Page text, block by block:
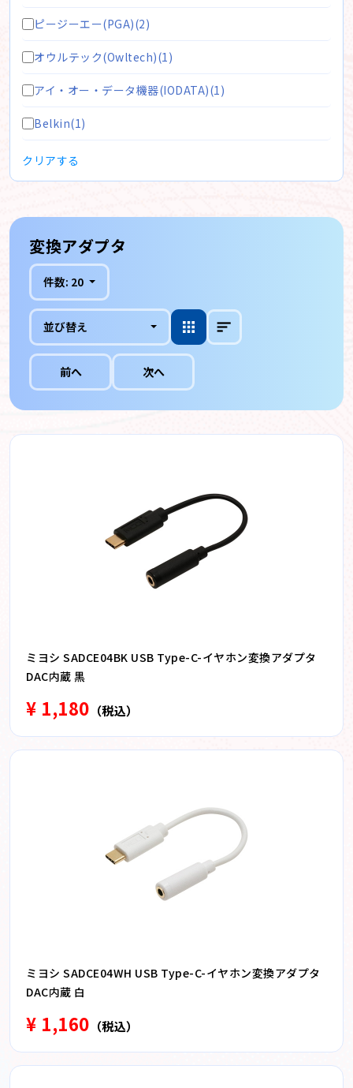
ピージーエー(PGA)(2)
オウルテック(Owltech)(1)
アイ・オー・データ機器(IODATA)(1)
Belkin(1)
クリアする
変換アダプタ
件数: 20
並び替え
前へ 次へ
ミヨシ SADCE04BK USB Type-C-イヤホン変換アダプタ
DAC内蔵 黒
¥ 1,180 （税込）
ミヨシ SADCE04WH USB Type-C-イヤホン変換アダプタ
DAC内蔵 白
¥ 1,160 （税込）